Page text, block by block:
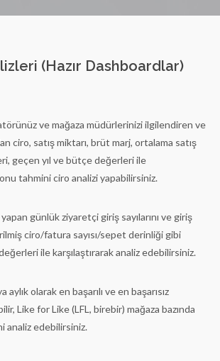
(Hazır Dashboardlar)
ve mağaza müdürlerinizi ilgilendiren ve
ciro, satış miktarı, brüt marj, ortalama satış
geçen yıl ve bütçe değerleri ile
tahmini ciro analizi yapabilirsiniz.
yapan günlük ziyaretçi giriş sayılarını ve giriş
ciro/fatura sayısı/sepet derinliği gibi
ile karşılaştırarak analiz edebilirsiniz.
aylık olarak en başarılı ve en başarısız
Like for Like (LFL, birebir) mağaza bazında
analiz edebilirsiniz.